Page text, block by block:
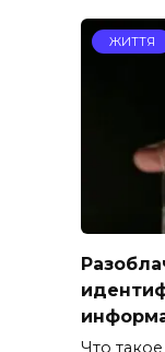
ЖИТТЯ
Что